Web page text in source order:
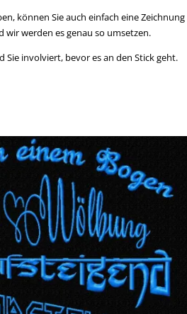
können Sie auch einfach eine Zeichnung
wir werden es genau so umsetzen.
Sie involviert, bevor es an den Stick geht.